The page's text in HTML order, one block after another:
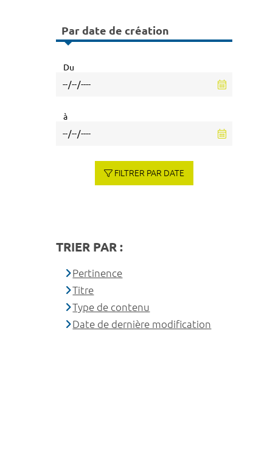
Par date de création
Du
à
FILTRER PAR DATE
TRIER PAR :
Pertinence
Titre
Type de contenu
Date de dernière modification